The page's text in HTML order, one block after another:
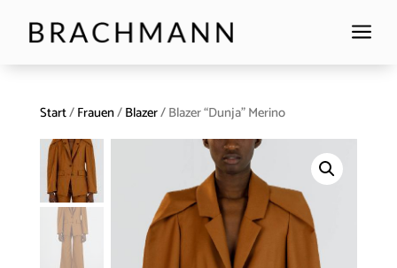
a
Start/Frauen/Blazer/ Blazer “Dunja” Merino